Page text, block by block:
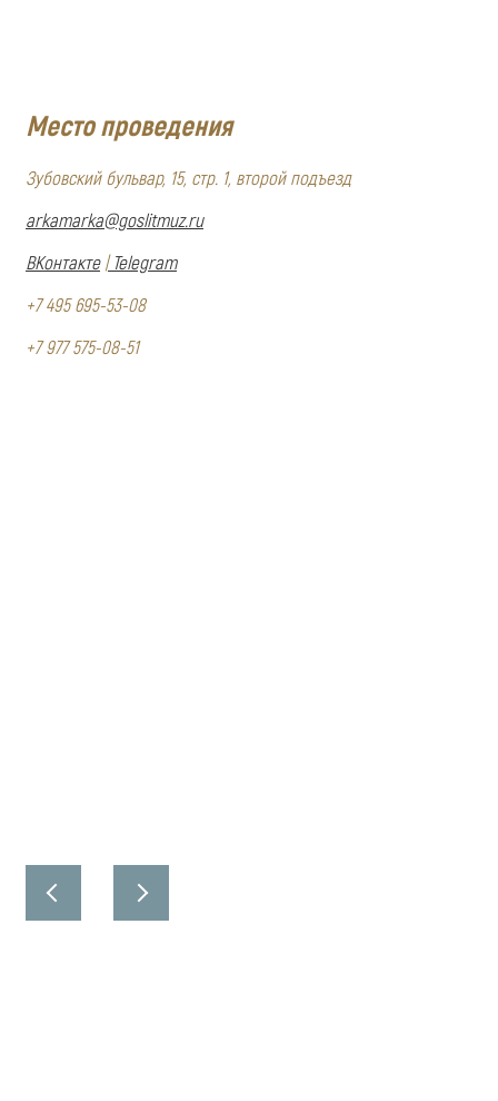
Место проведения
Зубовский бульвар, 15, стр. 1, второй подъезд
arkamarka@goslitmuz.ru
ВКонтакте|Telegram
+7 495 695-53-08
+7 977 575-08-51